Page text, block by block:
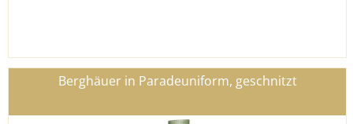
Berghäuer in Paradeuniform, geschnitzt